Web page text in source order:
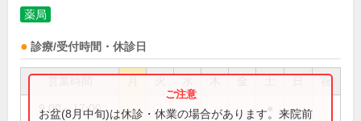
薬局
診療/受付時間・休診日
祝
9:00～17:00
お盆(8月中旬)は休診・休業の場合があります。来院前